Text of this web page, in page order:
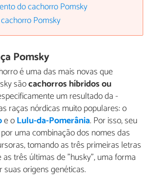
do cachorro Pomsky
Pomsky
Pomsky
é uma das mais novas que
sãocachorros híbridos ou
um resultado da -
raças nórdicas muito populares: o
e oLulu-da-Pomerânia. Por isso, seu
uma combinação dos nomes das
tomando as três primeiras letras
três últimas de "husky", uma forma
origens genéticas.